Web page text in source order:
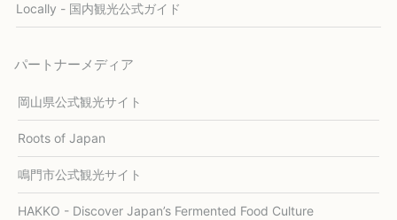
Locally - 国内観光公式ガイド
パートナーメディア
岡山県公式観光サイト
Roots of Japan
鳴門市公式観光サイト
HAKKO - Discover Japan’s Fermented Food Culture